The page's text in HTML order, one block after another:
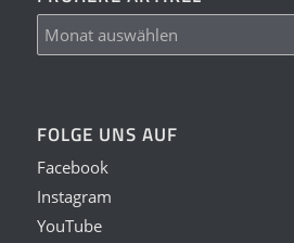
FOLGE UNS AUF
Facebook
Instagram
YouTube